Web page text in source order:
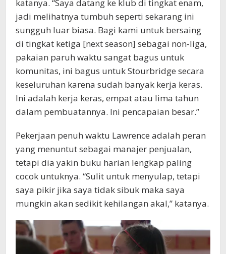
katanya. “Saya datang ke klub di tingkat enam,
jadi melihatnya tumbuh seperti sekarang ini
sungguh luar biasa. Bagi kami untuk bersaing
di tingkat ketiga [next season] sebagai non-liga,
pakaian paruh waktu sangat bagus untuk
komunitas, ini bagus untuk Stourbridge secara
keseluruhan karena sudah banyak kerja keras.
Ini adalah kerja keras, empat atau lima tahun
dalam pembuatannya. Ini pencapaian besar.”
Pekerjaan penuh waktu Lawrence adalah peran
yang menuntut sebagai manajer penjualan,
tetapi dia yakin buku harian lengkap paling
cocok untuknya. “Sulit untuk menyulap, tetapi
saya pikir jika saya tidak sibuk maka saya
mungkin akan sedikit kehilangan akal,” katanya.